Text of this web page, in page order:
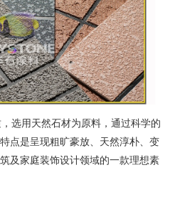
选用天然石材为原料，通过科学的
点是呈现粗旷豪放、天然淳朴、变
及家庭装饰设计领域的一款理想素